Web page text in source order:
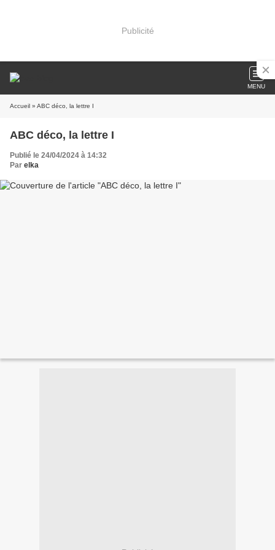
Publicité
MENU
Accueil » ABC déco, la lettre I
ABC déco, la lettre I
Publié le 24/04/2024 à 14:32
Par elka